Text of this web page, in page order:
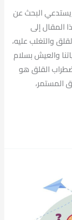
يستدعي البحث عن
المقال إلى
والتغلب عليه،
والعيش بسلام
القلق هو
المستمر،